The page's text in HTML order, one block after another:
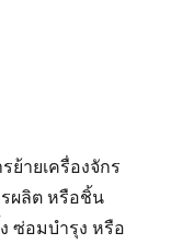
ย้ายเครื่องจักร
ผลิต หรือชิ้น
ซ่อมบำรุง หรือ